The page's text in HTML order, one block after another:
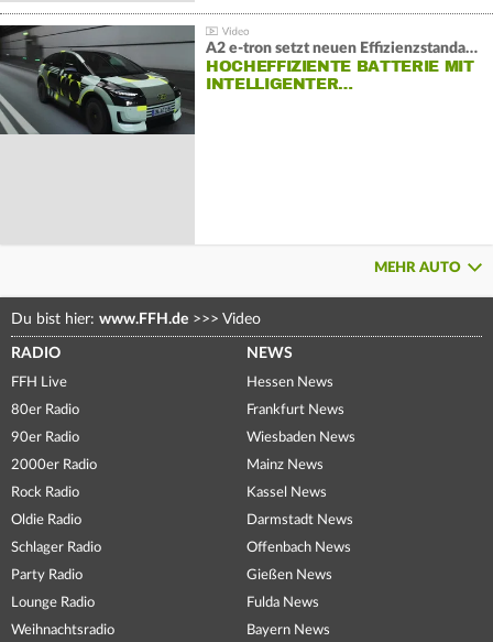
A2 e-tron setzt neuen Effizienzstandard bei Audi
HOCHEFFIZIENTE BATTERIE MIT
INTELLIGENTER…
MEHR AUTO
Du bist hier: www.FFH.de >>> Video
RADIO
FFH Live
80er Radio
90er Radio
2000er Radio
Rock Radio
Oldie Radio
Schlager Radio
Party Radio
Lounge Radio
Weihnachtsradio
NEWS
Hessen News
Frankfurt News
Wiesbaden News
Mainz News
Kassel News
Darmstadt News
Offenbach News
Gießen News
Fulda News
Bayern News